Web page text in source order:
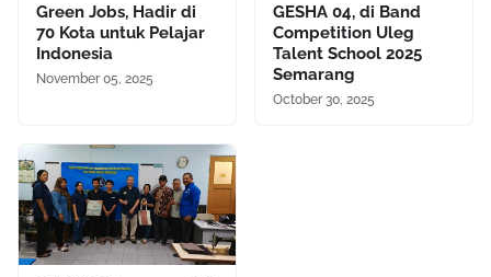
Green Jobs, Hadir di
70 Kota untuk Pelajar
Indonesia
November 05, 2025
GESHA 04, di Band
Competition Uleg
Talent School 2025
Semarang
October 30, 2025